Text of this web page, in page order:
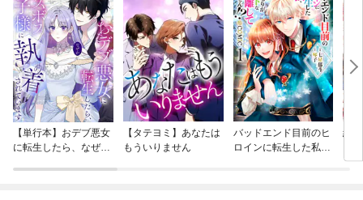
【単行本】おデブ悪女
に転生したら、なぜか
【タテヨミ】あなたは
もういりません
バッドエンド目前のヒ
ロインに転生した私、
結